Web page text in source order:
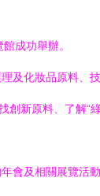
成功舉辦。
及化妝品原料
新原料、了解“
會及相關展覽活